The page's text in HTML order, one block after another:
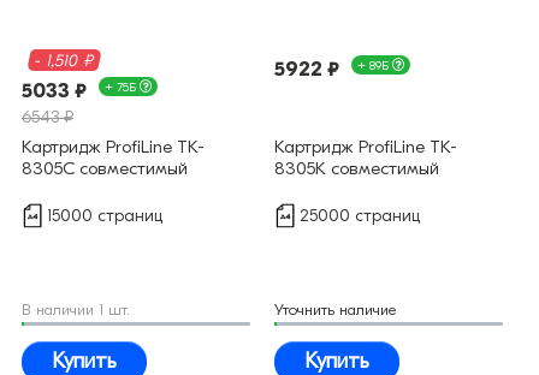
- 1,510 ₽
5033 ₽ + 75Б
6543 ₽
Картридж ProfiLine TK-
8305C совместимый
15000 страниц
В наличии 1 шт.
Купить
5922 ₽ + 89Б
Картридж ProfiLine TK-
8305K совместимый
25000 страниц
Уточнить наличие
Купить